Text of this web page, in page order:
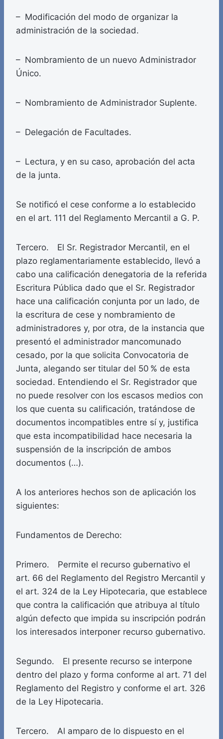
– Modificación del modo de organizar la
administración de la sociedad.
– Nombramiento de un nuevo Administrador
Único.
– Nombramiento de Administrador Suplente.
– Delegación de Facultades.
– Lectura, y en su caso, aprobación del acta
de la junta.
Se notificó el cese conforme a lo establecido
en el art. 111 del Reglamento Mercantil a G. P.
Tercero. El Sr. Registrador Mercantil, en el
plazo reglamentariamente establecido, llevó a
cabo una calificación denegatoria de la referida
Escritura Pública dado que el Sr. Registrador
hace una calificación conjunta por un lado, de
la escritura de cese y nombramiento de
administradores y, por otra, de la instancia que
presentó el administrador mancomunado
cesado, por la que solicita Convocatoria de
Junta, alegando ser titular del 50 % de esta
sociedad. Entendiendo el Sr. Registrador que
no puede resolver con los escasos medios con
los que cuenta su calificación, tratándose de
documentos incompatibles entre sí y, justifica
que esta incompatibilidad hace necesaria la
suspensión de la inscripción de ambos
documentos (…).
A los anteriores hechos son de aplicación los
siguientes:
Fundamentos de Derecho:
Primero. Permite el recurso gubernativo el
art. 66 del Reglamento del Registro Mercantil y
el art. 324 de la Ley Hipotecaria, que establece
que contra la calificación que atribuya al título
algún defecto que impida su inscripción podrán
los interesados interponer recurso gubernativo.
Segundo. El presente recurso se interpone
dentro del plazo y forma conforme al art. 71 del
Reglamento del Registro y conforme el art. 326
de la Ley Hipotecaria.
Tercero. Al amparo de lo dispuesto en el